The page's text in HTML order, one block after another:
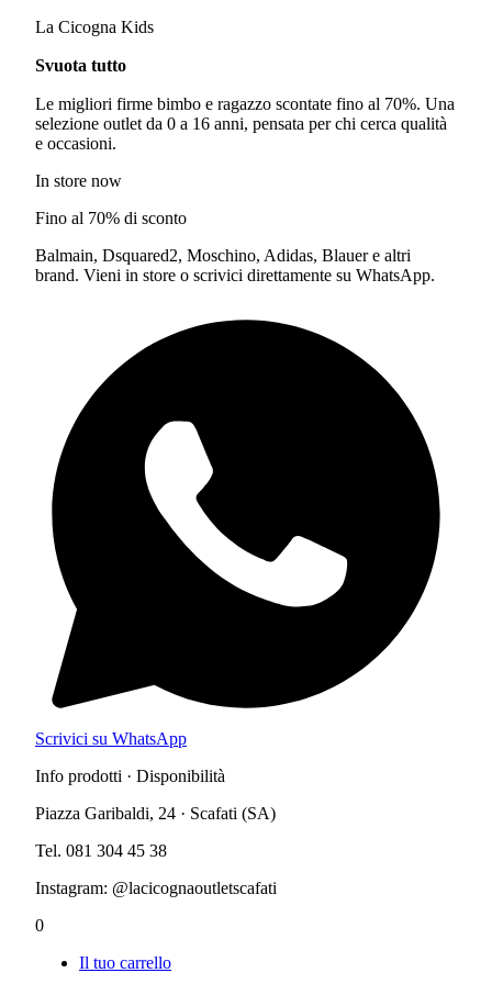
La Cicogna Kids
Svuota tutto
Le migliori firme bimbo e ragazzo scontate fino al 70%. Una
selezione outlet da 0 a 16 anni, pensata per chi cerca qualità
e occasioni.
In store now
Fino al 70% di sconto
Balmain, Dsquared2, Moschino, Adidas, Blauer e altri
brand. Vieni in store o scrivici direttamente su WhatsApp.
Scrivici su WhatsApp
Info prodotti · Disponibilità
Piazza Garibaldi, 24 · Scafati (SA)
Tel. 081 304 45 38
Instagram: @lacicognaoutletscafati
0
Il tuo carrello